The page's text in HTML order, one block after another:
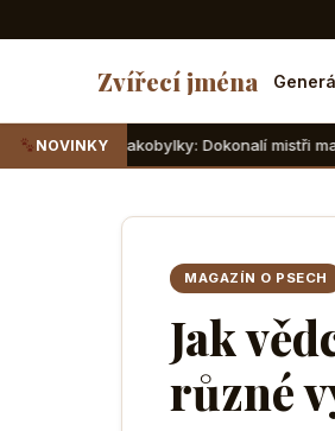
Zvířecí jména
NOVINKY
Dokonalí mistři maskování, které v
MAGAZÍN O PSECH
Jak
různé